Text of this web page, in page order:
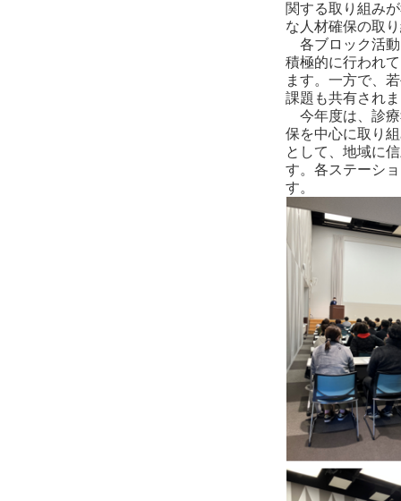
関する取り組み
な人材確保の取
各ブロック活動
積極的に行われ
ます。一方で、
課題も共有され
今年度は、診療
保を中心に取り
として、地域に
す。各ステーシ
す。